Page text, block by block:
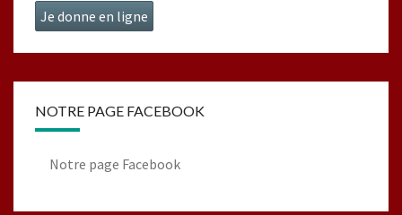
Je donne en ligne
NOTRE PAGE FACEBOOK
Notre page Facebook